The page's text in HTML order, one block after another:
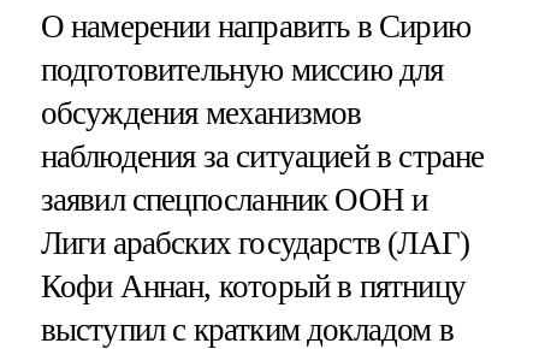
О намерении направить в Сирию
подготовительную миссию для
обсуждения механизмов
наблюдения за ситуацией в стране
заявил спецпосланник ООН и
Лиги арабских государств (ЛАГ)
Кофи Аннан, который в пятницу
выступил с кратким докладом в